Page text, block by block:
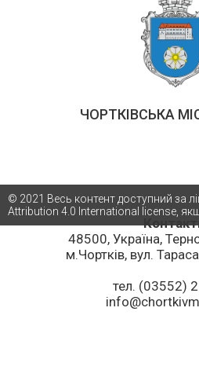
ЧОРТКІВСЬКА
48500, Україна,
м.Чортків, вул.
тел. (03552)
© 2021 Весь контент доступний за
Attribution 4.0 International license,